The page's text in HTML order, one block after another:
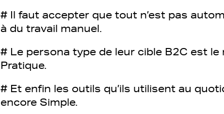
# Il faut accepter que tout n’est pas
à du travail manuel.
# Le persona type de leur cible B2C est le
Pratique.
# Et enfin les outils qu’ils utilisent au
encore Simple.